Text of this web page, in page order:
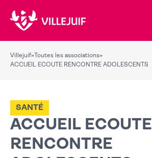
Villejuif» Toutes les associations»
ACCUEIL ECOUTE RENCONTRE ADOLESCENTS
ACCUEIL ECOUTE
RENCONTRE
SANTÉ